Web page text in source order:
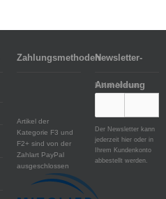
Zahlungsmethoden
Artikel der
Kategorie F3 und
F2+ sind von der
Zahlart PayPal
ausgeschlossen
Newsletter-
Anmeldung
E-Mail-Adresse:
Der Newsletter kann
jederzeit hier oder in
Ihrem Kundenkonto
abbestellt werden.